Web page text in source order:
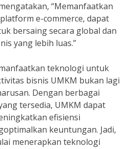
“Memanfaatkan
e-commerce, dapat
bersaing secara global dan
yang lebih luas.”
teknologi untuk
bisnis UMKM bukan lagi
Dengan berbagai
tersedia, UMKM dapat
efisiensi
keuntungan. Jadi,
menerapkan teknologi